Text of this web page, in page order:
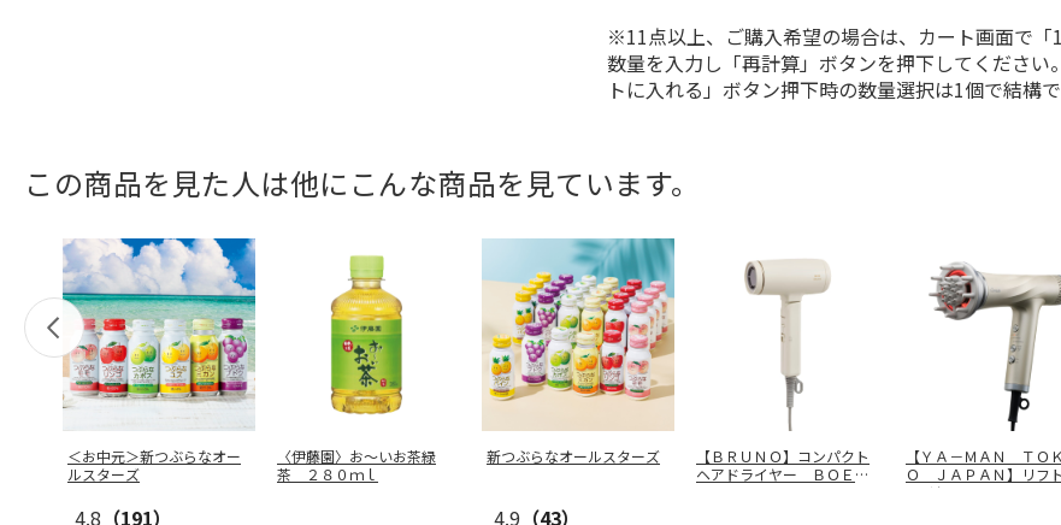
※11点以上、ご購入希望の場合は、カート画面で「
数量を入力し「再計算」ボタンを押下してください
トに入れる」ボタン押下時の数量選択は1個で結構で
この商品を見た人は他にこんな商品を見ています。
＜お中元＞新つぶらなオー
ルスターズ
4.8 （191）
〈伊藤園〉お～いお茶緑
茶 ２８０ｍｌ
新つぶらなオールスターズ
4.9 （43）
【ＢＲＵＮＯ】コンパクト
ヘアドライヤー ＢＯＥ１
【ＹＡ－ＭＡＮ ＴＯ
Ｏ ＪＡＰＡＮ】リフ
ライヤー